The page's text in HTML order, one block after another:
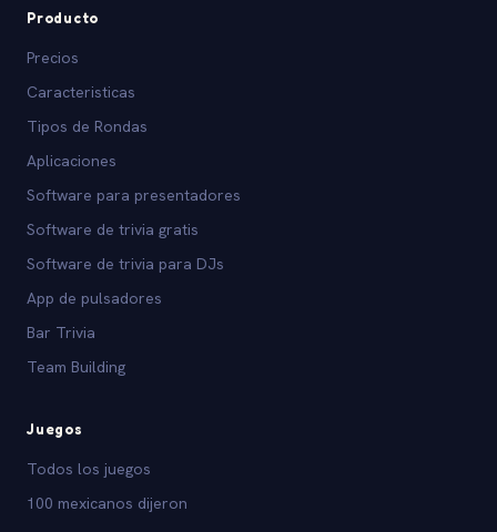
Producto
Precios
Caracteristicas
Tipos de Rondas
Aplicaciones
Software para presentadores
Software de trivia gratis
Software de trivia para DJs
App de pulsadores
Bar Trivia
Team Building
Juegos
Todos los juegos
100 mexicanos dijeron